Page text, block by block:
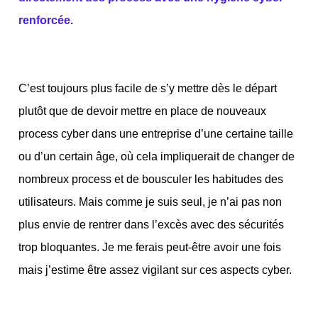
renforcée.
C’est toujours plus facile de s’y mettre dès le départ
plutôt que de devoir mettre en place de nouveaux
process cyber dans une entreprise d’une certaine taille
ou d’un certain âge, où cela impliquerait de changer de
nombreux process et de bousculer les habitudes des
utilisateurs. Mais comme je suis seul, je n’ai pas non
plus envie de rentrer dans l’excès avec des sécurités
trop bloquantes. Je me ferais peut-être avoir une fois
mais j’estime être assez vigilant sur ces aspects cyber.